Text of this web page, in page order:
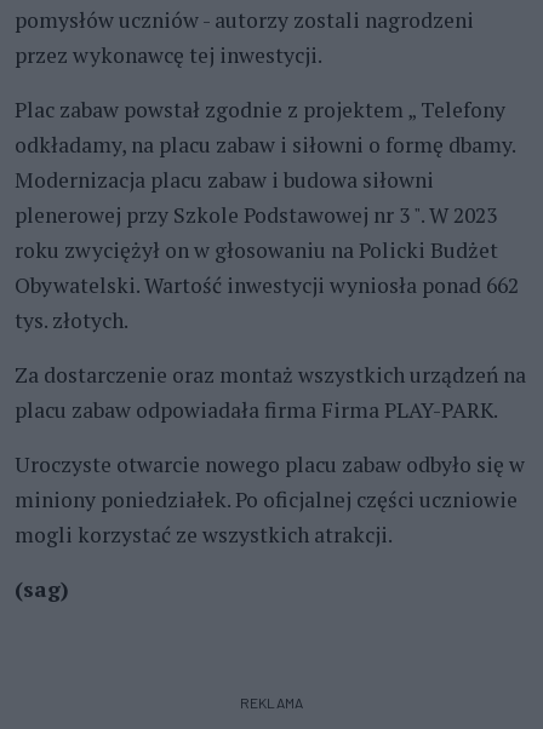
pomysłów uczniów - autorzy zostali nagrodzeni
przez wykonawcę tej inwestycji.
Plac zabaw powstał zgodnie z projektem „ Telefony
odkładamy, na placu zabaw i siłowni o formę dbamy.
Modernizacja placu zabaw i budowa siłowni
plenerowej przy Szkole Podstawowej nr 3 ". W 2023
roku zwyciężył on w głosowaniu na Policki Budżet
Obywatelski. Wartość inwestycji wyniosła ponad 662
tys. złotych.
Za dostarczenie oraz montaż wszystkich urządzeń na
placu zabaw odpowiadała firma Firma PLAY-PARK.
Uroczyste otwarcie nowego placu zabaw odbyło się w
miniony poniedziałek. Po oficjalnej części uczniowie
mogli korzystać ze wszystkich atrakcji.
(sag)
REKLAMA